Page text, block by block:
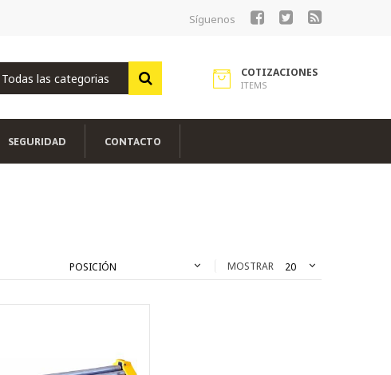
Síguenos
COTIZACIONES
ITEMS
SEGURIDAD CONTACTO
MOSTRAR